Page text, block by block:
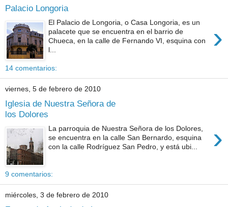
Palacio Longoria
›
El Palacio de Longoria, o Casa Longoria, es un
palacete que se encuentra en el barrio de
Chueca, en la calle de Fernando VI, esquina con
l...
14 comentarios:
viernes, 5 de febrero de 2010
Iglesia de Nuestra Señora de
los Dolores
›
La parroquia de Nuestra Señora de los Dolores,
se encuentra en la calle San Bernardo, esquina
con la calle Rodríguez San Pedro, y está ubi...
9 comentarios:
miércoles, 3 de febrero de 2010